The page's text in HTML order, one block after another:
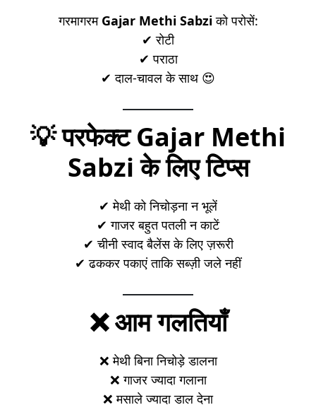
गरमागरम Gajar Methi Sabziको परोसें:
✔ रोटी
✔ पराठा
✔ दाल-चावल के साथ 😍
💡 परफेक्ट Gajar Methi
Sabzi के लिए टिप्स
✔ मेथी को निचोड़ना न भूलें
✔ गाजर बहुत पतली न काटें
✔ चीनी स्वाद बैलेंस के लिए ज़रूरी
✔ ढककर पकाएं ताकि सब्ज़ी जले नहीं
❌ आम गलतियाँ
❌ मेथी बिना निचोड़े डालना
❌ गाजर ज्यादा गलाना
❌ मसाले ज्यादा डाल देना